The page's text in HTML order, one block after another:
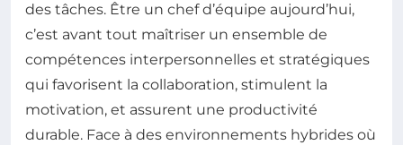
des tâches. Être un chef d’équipe aujourd’hui,
c’est avant tout maîtriser un ensemble de
compétences interpersonnelles et stratégiques
qui favorisent la collaboration, stimulent la
motivation, et assurent une productivité
durable. Face à des environnements hybrides où